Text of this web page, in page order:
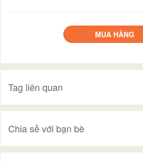
MUA HÀNG
Tag liên quan
Chia sẻ với bạn bè